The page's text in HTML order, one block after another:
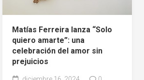
Matías Ferreira lanza “Solo
quiero amarte”: una
celebración del amor sin
prejuicios